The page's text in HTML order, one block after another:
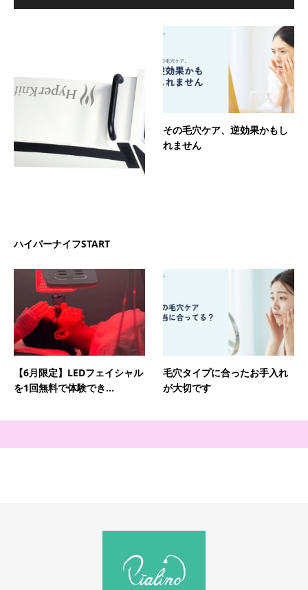
ハイパーナイフSTART
その毛穴ケア、逆効果かもし
れません
【6月限定】LEDフェイシャル
を1回無料で体験でき...
毛穴タイプに合ったお手入れ
が大切です